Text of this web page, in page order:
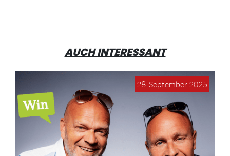
AUCH INTERESSANT
28. September 2025